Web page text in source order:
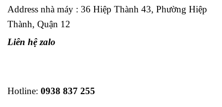
Address nhà máy : 36 Hiệp Thành 43, Phường Hiệp
Thành, Quận 12
Liên hệ zalo
Hotline: 0938 837 255